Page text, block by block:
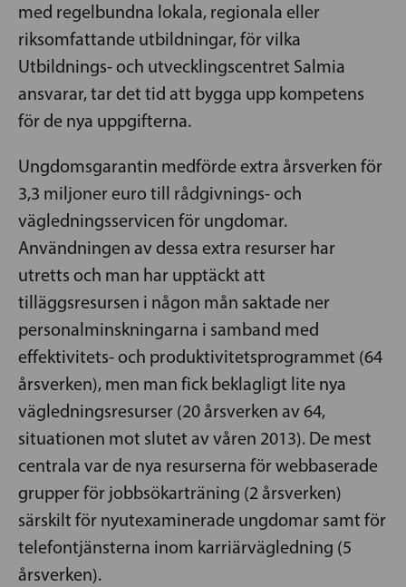
med regelbundna lokala, regionala eller
riksomfattande utbildningar, för vilka
Utbildnings- och utvecklingscentret Salmia
ansvarar, tar det tid att bygga upp kompetens
för de nya uppgifterna.
Ungdomsgarantin medförde extra årsverken för
3,3 miljoner euro till rådgivnings- och
vägledningsservicen för ungdomar.
Användningen av dessa extra resurser har
utretts och man har upptäckt att
tilläggsresursen i någon mån saktade ner
personalminskningarna i samband med
effektivitets- och produktivitetsprogrammet (64
årsverken), men man fick beklagligt lite nya
vägledningsresurser (20 årsverken av 64,
situationen mot slutet av våren 2013). De mest
centrala var de nya resurserna för webbaserade
grupper för jobbsökarträning (2 årsverken)
särskilt för nyutexaminerade ungdomar samt för
telefontjänsterna inom karriärvägledning (5
årsverken).